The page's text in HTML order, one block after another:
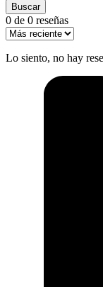
Buscar
0 de 0 reseñas
Lo siento, no hay